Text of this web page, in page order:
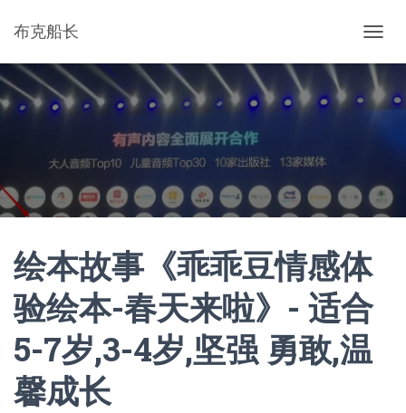
布克船长
换
导
航
绘本故事《乖乖豆情感体
验绘本-春天来啦》- 适合
5-7岁,3-4岁,坚强 勇敢,温
馨成长